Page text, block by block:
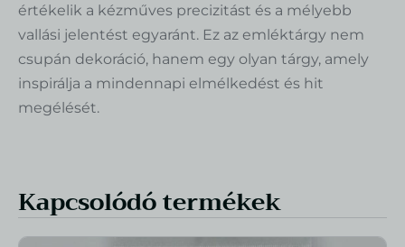
értékelik a kézműves precizitást és a mélyebb
vallási jelentést egyaránt. Ez az emléktárgy nem
csupán dekoráció, hanem egy olyan tárgy, amely
inspirálja a mindennapi elmélkedést és hit
megélését.
Kapcsolódó termékek